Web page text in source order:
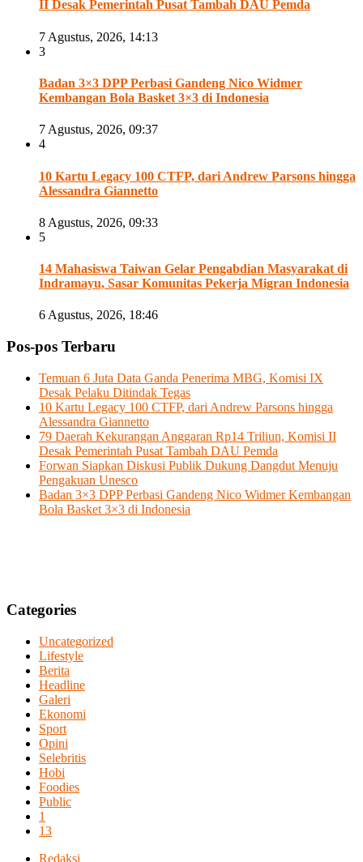
II Desak Pemerintah Pusat Tambah DAU Pemda
7 Agustus, 2026, 14:13
3
Badan 3×3 DPP Perbasi Gandeng Nico Widmer
Kembangan Bola Basket 3×3 di Indonesia
7 Agustus, 2026, 09:37
4
10 Kartu Legacy 100 CTFP, dari Andrew Parsons hingga
Alessandra Giannetto
8 Agustus, 2026, 09:33
5
14 Mahasiswa Taiwan Gelar Pengabdian Masyarakat di
Indramayu, Sasar Komunitas Pekerja Migran Indonesia
6 Agustus, 2026, 18:46
Pos-pos Terbaru
Temuan 6 Juta Data Ganda Penerima MBG, Komisi IX
Desak Pelaku Ditindak Tegas
10 Kartu Legacy 100 CTFP, dari Andrew Parsons hingga
Alessandra Giannetto
79 Daerah Kekurangan Anggaran Rp14 Triliun, Komisi II
Desak Pemerintah Pusat Tambah DAU Pemda
Forwan Siapkan Diskusi Publik Dukung Dangdut Menuju
Pengakuan Unesco
Badan 3×3 DPP Perbasi Gandeng Nico Widmer Kembangan
Bola Basket 3×3 di Indonesia
Categories
Uncategorized
Lifestyle
Berita
Headline
Galeri
Ekonomi
Sport
Opini
Selebritis
Hobi
Foodies
Public
1
13
Redaksi